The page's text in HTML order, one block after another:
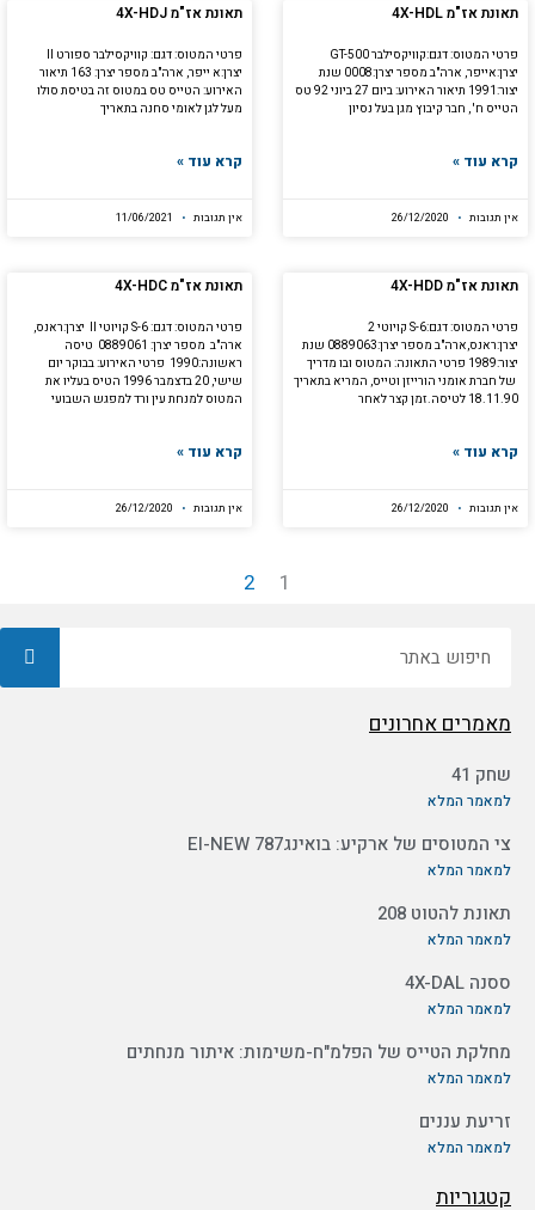
תאונת אז"מ 4X-HDL
פרטי המטוס: דגם:קוויקסילבר GT-500
יצרן:אייפר, ארה"ב מספר יצרן:0008 שנת
יצור:1991 תיאור האירוע: ביום 27 ביוני 92 טס
הטייס ח' , חבר קיבוץ מגן בעל נסיון
קרא עוד »
אין תגובות
תאונת אז"מ 4X-HDJ
פרטי המטוס: דגם: קוויקסילבר ספורט II
יצרן:א ייפר, ארה"ב מספר יצרן: 163 תיאור
האירוע: הטייס טס במטוס זה בטיסת סולו
מעל לגן לאומי סחנה בתאריך
קרא עוד »
אין תגובות
תאונת אז"מ 4X-HDD
פרטי המטוס: דגם:S-6 קויוטי 2
יצרן:ראנס,ארה"ב מספר יצרן:0889063 שנת
יצור:1989 פרטי התאונה: המטוס ובו מדריך
של חברת אומני הורייזן וטייס, המריא בתאריך
18.11.90 לטיסה.זמן קצר לאחר
קרא עוד »
אין תגובות
תאונת אז"מ 4X-HDC
פרטי המטוס: דגם: S-6 קויוטי II יצרן:ראנס,
ארה"ב מספר יצרן: 0889061 טיסה
ראשונה:1990 פרטי האירוע: בבוקר יום
שישי, 20 בדצמבר 1996 הטיס בעליו את
המטוס למנחת עין ורד למפגש השבועי
קרא עוד »
אין תגובות
מאמרים אחרונים
שחק 41
למאמר המלא
צי המטוסים של ארקיע: בואינג787 EI-NEW
למאמר המלא
תאונת להטוט 208
למאמר המלא
ססנה 4X-DAL
למאמר המלא
מחלקת הטייס של הפלמ"ח-משימות: איתור מנחתים
למאמר המלא
זריעת עננים
למאמר המלא
קטגוריות